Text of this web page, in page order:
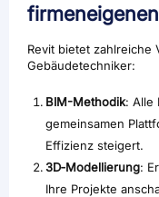
Revit bietet zahlreiche
Gebäudetechniker:
BIM-Methodik: Alle
gemeinsamen
Effizienz steigert.
3D‑Modellierung:
Ihre Projekte